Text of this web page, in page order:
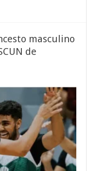
masculino
de